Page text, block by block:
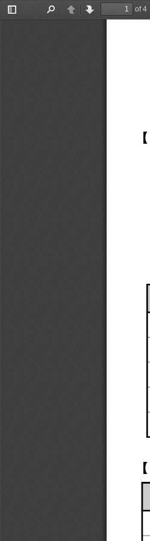
Toggle
PreviousNext
of 4
【
【